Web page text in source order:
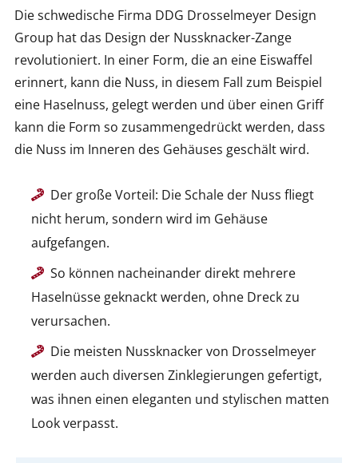
Die schwedische Firma DDG Drosselmeyer Design
Group hat das Design der Nussknacker-Zange
revolutioniert. In einer Form, die an eine Eiswaffel
erinnert, kann die Nuss, in diesem Fall zum Beispiel
eine Haselnuss, gelegt werden und über einen Griff
kann die Form so zusammengedrückt werden, dass
die Nuss im Inneren des Gehäuses geschält wird.
Der große Vorteil: Die Schale der Nuss fliegt
nicht herum, sondern wird im Gehäuse
aufgefangen.
So können nacheinander direkt mehrere
Haselnüsse geknackt werden, ohne Dreck zu
verursachen.
Die meisten Nussknacker von Drosselmeyer
werden auch diversen Zinklegierungen gefertigt,
was ihnen einen eleganten und stylischen matten
Look verpasst.